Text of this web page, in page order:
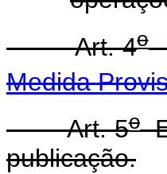
Art. 4o
Medida
Art. 5o
publicação.